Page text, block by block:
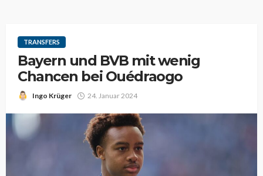
TRANSFERS
Bayern und BVB mit wenig
Chancen bei Ouédraogo
Ingo Krüger 24. Januar 2024